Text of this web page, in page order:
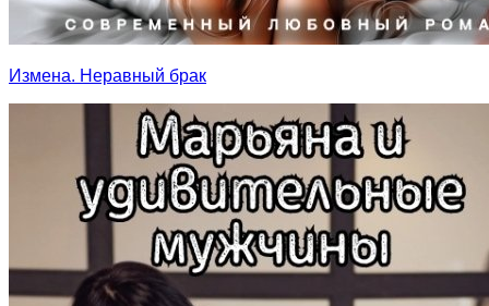
Измена. Неравный брак